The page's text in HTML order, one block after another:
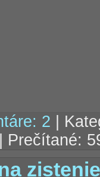
2 |
Prečítané: